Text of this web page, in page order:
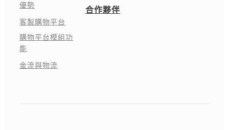
優勢
客製購物平台
購物平台模組功
能
金流與物流
合作夥伴